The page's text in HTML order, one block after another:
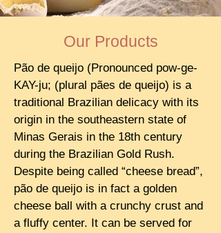
Our Products
Pão de queijo (Pronounced pow-ge-
KAY-ju; (plural pães de queijo) is a
traditional Brazilian delicacy with its
origin in the southeastern state of
Minas Gerais in the 18th century
during the Brazilian Gold Rush.
Despite being called “cheese bread”,
pão de queijo is in fact a golden
cheese ball with a crunchy crust and
a fluffy center. It can be served for